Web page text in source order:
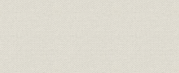
1. 平成3年を飛翔元年と定めて
2. 中期経営計画「BEST-STAGE21」の策定
3. 創立80周年を祝う